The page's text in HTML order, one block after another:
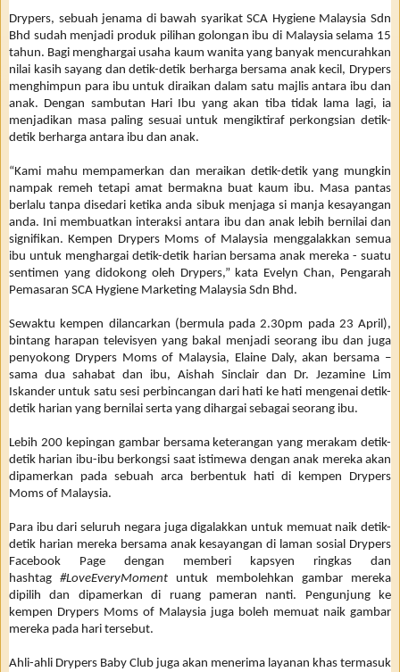
Drypers, sebuah jenama di bawah syarikat SCA Hygiene Malaysia Sdn
Bhd sudah menjadi produk pilihan golongan ibu di Malaysia selama 15
tahun. Bagi menghargai usaha kaum wanita yang banyak mencurahkan
nilai kasih sayang dan detik-detik berharga bersama anak kecil, Drypers
menghimpun para ibu untuk diraikan dalam satu majlis antara ibu dan
anak. Dengan sambutan Hari Ibu yang akan tiba tidak lama lagi, ia
menjadikan masa paling sesuai untuk mengiktiraf perkongsian detik-
detik berharga antara ibu dan anak.
“Kami mahu mempamerkan dan meraikan detik-detik yang mungkin
nampak remeh tetapi amat bermakna buat kaum ibu. Masa pantas
berlalu tanpa disedari ketika anda sibuk menjaga si manja kesayangan
anda. Ini membuatkan interaksi antara ibu dan anak lebih bernilai dan
signifikan. Kempen Drypers Moms of Malaysia menggalakkan semua
ibu untuk menghargai detik-detik harian bersama anak mereka - suatu
sentimen yang didokong oleh Drypers,” kata Evelyn Chan, Pengarah
Pemasaran SCA Hygiene Marketing Malaysia Sdn Bhd.
Sewaktu kempen dilancarkan (bermula pada 2.30pm pada 23 April),
bintang harapan televisyen yang bakal menjadi seorang ibu dan juga
penyokong Drypers Moms of Malaysia, Elaine Daly, akan bersama –
sama dua sahabat dan ibu, Aishah Sinclair dan Dr. Jezamine Lim
Iskander untuk satu sesi perbincangan dari hati ke hati mengenai detik-
detik harian yang bernilai serta yang dihargai sebagai seorang ibu.
Lebih 200 kepingan gambar bersama keterangan yang merakam detik-
detik harian ibu-ibu berkongsi saat istimewa dengan anak mereka akan
dipamerkan pada sebuah arca berbentuk hati di kempen Drypers
Moms of Malaysia.
Para ibu dari seluruh negara juga digalakkan untuk memuat naik detik-
detik harian mereka bersama anak kesayangan di laman sosial Drypers
Facebook Page dengan memberi kapsyen ringkas dan
hashtag #LoveEveryMoment untuk membolehkan gambar mereka
dipilih dan dipamerkan di ruang pameran nanti. Pengunjung ke
kempen Drypers Moms of Malaysia juga boleh memuat naik gambar
mereka pada hari tersebut.
Ahli-ahli Drypers Baby Club juga akan menerima layanan khas termasuk